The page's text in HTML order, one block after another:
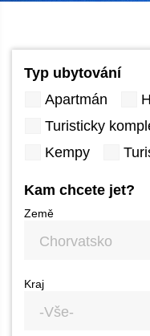
Typ ubytování
Apartmán
Turisticky
Kempy
Kam chcete jet?
Země
Chorvatsko
Kraj
-Vše-